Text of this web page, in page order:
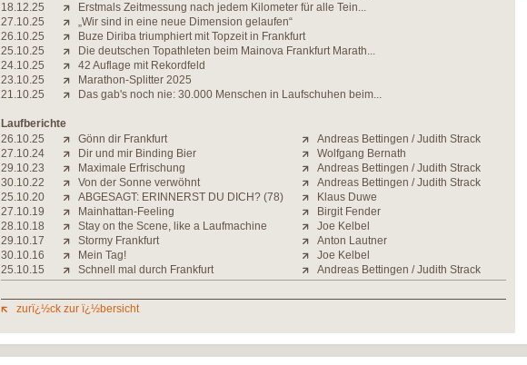
18.12.25
Erstmals Zeitmessung nach jedem Kilometer für alle Tein...
27.10.25
„Wir sind in eine neue Dimension gelaufen“
26.10.25
Buze Diriba triumphiert mit Topzeit in Frankfurt
25.10.25
Die deutschen Topathleten beim Mainova Frankfurt Marath...
24.10.25
42 Auflage mit Rekordfeld
23.10.25
Marathon-Splitter 2025
21.10.25
Das gab's noch nie: 30.000 Menschen in Laufschuhen beim...
Laufberichte
26.10.25
Gönn dir Frankfurt
Andreas Bettingen / Judith Strack
27.10.24
Dir und mir Binding Bier
Wolfgang Bernath
29.10.23
Maximale Erfrischung
Andreas Bettingen / Judith Strack
30.10.22
Von der Sonne verwöhnt
Andreas Bettingen / Judith Strack
25.10.20
ABGESAGT: ERINNERST DU DICH? (78)
Klaus Duwe
27.10.19
Mainhattan-Feeling
Birgit Fender
28.10.18
Stay on the Scene, like a Laufmachine
Joe Kelbel
29.10.17
Stormy Frankfurt
Anton Lautner
30.10.16
Mein Tag!
Joe Kelbel
25.10.15
Schnell mal durch Frankfurt Andreas Bettingen / Judith Strack
zurï¿½ck zur ï¿½bersicht